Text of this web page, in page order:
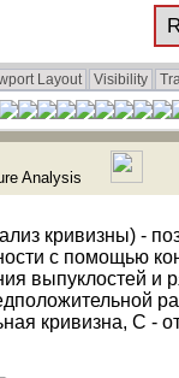
Layout Visibility
Analysis
кривизны) -
с помощью
выпуклостей и
кривизна, C -